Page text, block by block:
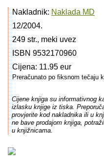
Nakladnik: Naklada MD
12/2004.
249 str., meki uvez
ISBN 9532170960
Cijena: 11.95 eur
Preračunato po fiksnom tečaju
Cijene knjiga su informativnog
izlasku knjige iz tiska.
provjerite kod nakladnika ili u
ne bave prodajom knjiga,
u knjižnicama.